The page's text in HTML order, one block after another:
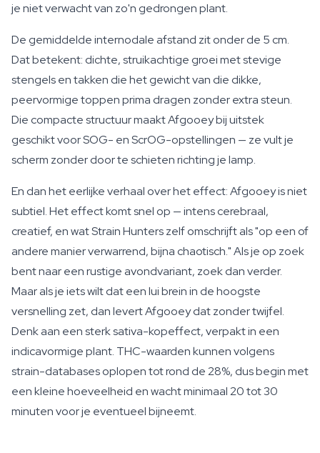
je niet verwacht van zo'n gedrongen plant.
De gemiddelde internodale afstand zit onder de 5 cm.
Dat betekent: dichte, struikachtige groei met stevige
stengels en takken die het gewicht van die dikke,
peervormige toppen prima dragen zonder extra steun.
Die compacte structuur maakt Afgooey bij uitstek
geschikt voor SOG- en ScrOG-opstellingen — ze vult je
scherm zonder door te schieten richting je lamp.
En dan het eerlijke verhaal over het effect: Afgooey is niet
subtiel. Het effect komt snel op — intens cerebraal,
creatief, en wat Strain Hunters zelf omschrijft als "op een of
andere manier verwarrend, bijna chaotisch." Als je op zoek
bent naar een rustige avondvariant, zoek dan verder.
Maar als je iets wilt dat een lui brein in de hoogste
versnelling zet, dan levert Afgooey dat zonder twijfel.
Denk aan een sterk sativa-kopeffect, verpakt in een
indicavormige plant. THC-waarden kunnen volgens
strain-databases oplopen tot rond de 28%, dus begin met
een kleine hoeveelheid en wacht minimaal 20 tot 30
minuten voor je eventueel bijneemt.